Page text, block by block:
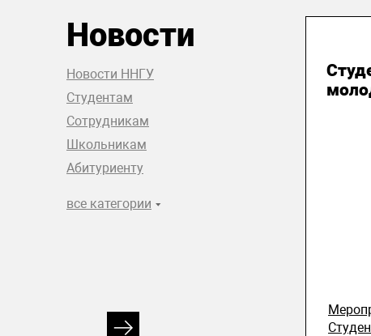
Новости
Новости ННГУ
Студентам
Сотрудникам
Школьникам
Абитуриенту
все категории